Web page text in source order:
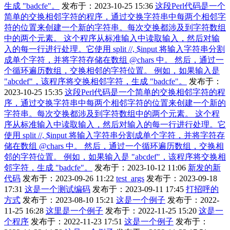
生成 "badcfe"。 发布于：2023-10-25 15:36 这段Perl代码是一个
简单的交换相邻字符的程序，通过交换字符串中每两个相邻字
符的位置来创建一个新的字符串。每次交换都涉及到字符数组
中的两个元素。 这个程序从标准输入中读取输入，然后对输
入的每一行进行处理。它使用 split //, $input 将输入字符串分割
成单个字符，并将字符存储在数组 @chars 中。 然后，通过一
个循环遍历数组，交换相邻的字符位置。 例如，如果输入是
"abcdef"，该程序将交换相邻字符，生成 "badcfe"。
发布于：
2023-10-25 15:35 这段Perl代码是一个简单的交换相邻字符的程
序，通过交换字符串中每两个相邻字符的位置来创建一个新的
字符串。每次交换都涉及到字符数组中的两个元素。 这个程
序从标准输入中读取输入，然后对输入的每一行进行处理。它
使用 split //, $input 将输入字符串分割成单个字符，并将字符存
储在数组 @chars 中。 然后，通过一个循环遍历数组，交换相
邻的字符位置。 例如，如果输入是 "abcdef"，该程序将交换相
邻字符，生成 "badcfe"。
发布于：2023-10-12 11:06 新发的新
代码 发布于：2023-09-26 11:22 test_args 发布于：2023-09-18
17:31 这是一个测试编码 发布于：2023-09-11 17:45 打招呼的
方式 发布于：2023-08-10 15:21 这是一个例子 发布于：2022-
11-25 16:28 这里是一个例子 发布于：2022-11-25 15:20 这是一
个程序 发布于：2022-11-23 17:51 这是一个例子 发布于：